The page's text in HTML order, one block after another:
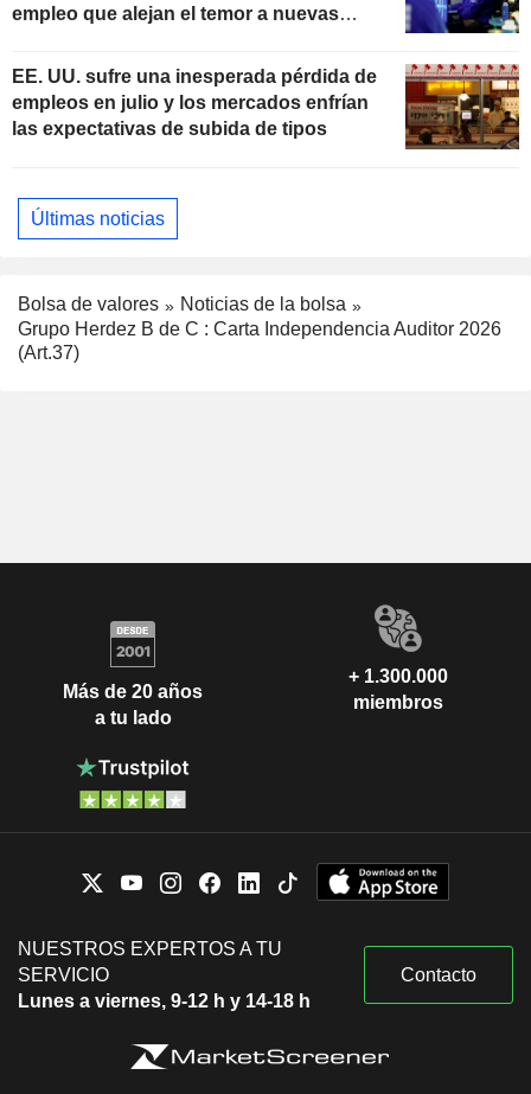
empleo que alejan el temor a nuevas
EE. UU. sufre una inesperada pérdida de
empleos en julio y los mercados enfrían
las expectativas de subida de tipos
Últimas noticias
Bolsa de valores
Noticias de la bolsa
Grupo Herdez B de C : Carta Independencia Auditor 2026
(Art.37)
Más de 20 años
a tu lado
+ 1.300.000
miembros
NUESTROS EXPERTOS A TU
SERVICIO
Lunes a viernes, 9-12 h y 14-18 h
Contacto